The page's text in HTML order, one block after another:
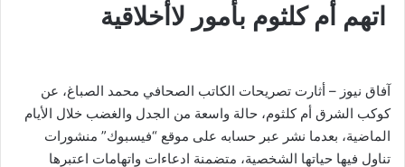
اتهم أم كلثوم بأمور لاأخلاقية
آفاق نيوز – أثارت تصريحات الكاتب الصحافي محمد الصباغ، عن
كوكب الشرق أم كلثوم، حالة واسعة من الجدل والغضب خلال الأيام
الماضية، بعدما نشر عبر حسابه على موقع “فيسبوك” منشورات
تناول فيها حياتها الشخصية، متضمنة ادعاءات واتهامات اعتبرها